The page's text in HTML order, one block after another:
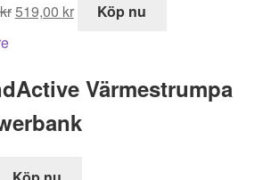
kr
ursprungliga
995,00 kr.
519,00 kr
nuvarande
519,00 kr.
Köp nu
Värmestrumpa